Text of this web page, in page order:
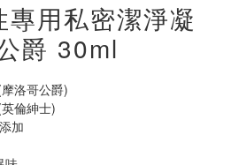
用私密潔淨凝
爵 30ml
洛哥公爵)
倫紳士)
加